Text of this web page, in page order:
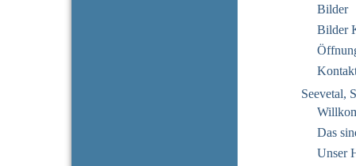
Bilder
Bilder
Seevetal,
Das
Unser